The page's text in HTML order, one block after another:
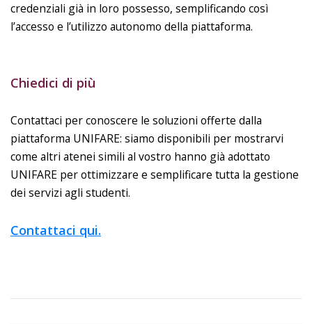
credenziali già in loro possesso, semplificando così
l’accesso e l’utilizzo autonomo della piattaforma.
Chiedici di più
Contattaci per conoscere le soluzioni offerte dalla
piattaforma UNIFARE: siamo disponibili per mostrarvi
come altri atenei simili al vostro hanno già adottato
UNIFARE per ottimizzare e semplificare tutta la gestione
dei servizi agli studenti.
Contattaci qui.